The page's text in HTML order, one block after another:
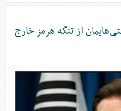
از تنگه هرمز خارج